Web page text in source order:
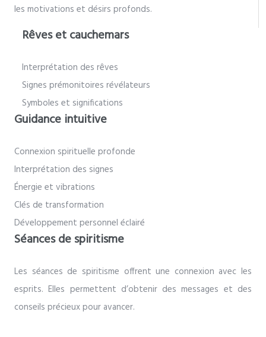
les motivations et désirs profonds.
Rêves et cauchemars
Interprétation des rêves
Signes prémonitoires révélateurs
Symboles et significations
Guidance intuitive
Connexion spirituelle profonde
Interprétation des signes
Énergie et vibrations
Clés de transformation
Développement personnel éclairé
Séances de spiritisme
Les séances de spiritisme offrent une connexion avec les
esprits. Elles permettent d’obtenir des messages et des
conseils précieux pour avancer.